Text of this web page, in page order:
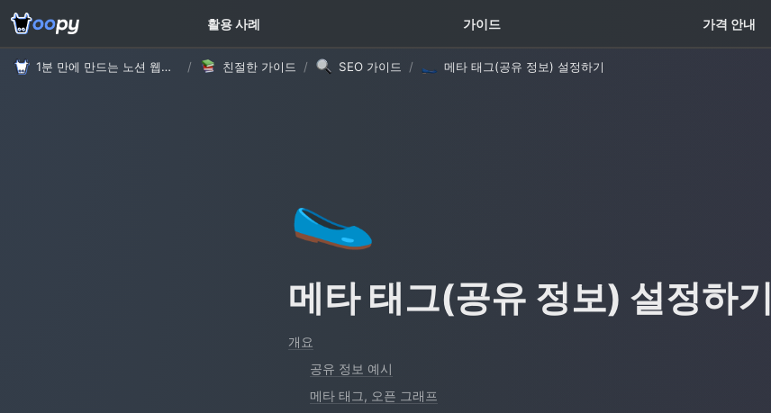
활용 사례 가이드 가격 안내
1분 만에 만드는 노션 웹사이트, 우피! / 친절한 가이드 / SEO 가이드 / 메타 태그(공유 정보) 설정하기
고객 가이드 꿀팁 TOP5
🥿
메타 태그(공유 정보) 설정하기
개요
공유 정보 예시
메타 태그, 오픈 그래프